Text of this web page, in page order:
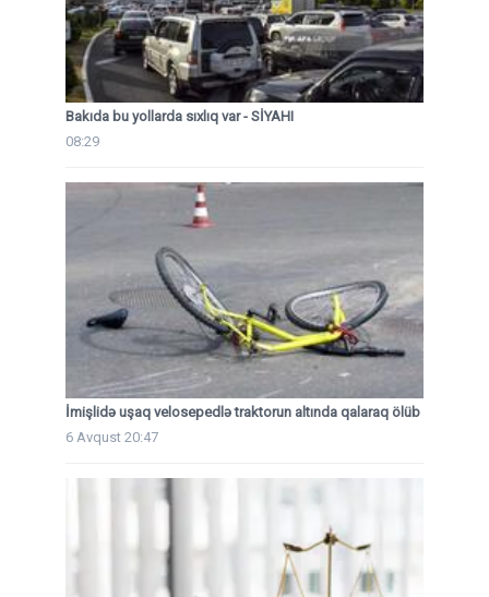
Bakıda bu yollarda sıxlıq var - SİYAHI
08:29
İmişlidə uşaq velosepedlə traktorun altında qalaraq ölüb
6 Avqust 20:47